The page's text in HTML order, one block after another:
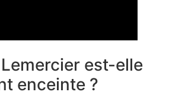
est-elle
enceinte ?